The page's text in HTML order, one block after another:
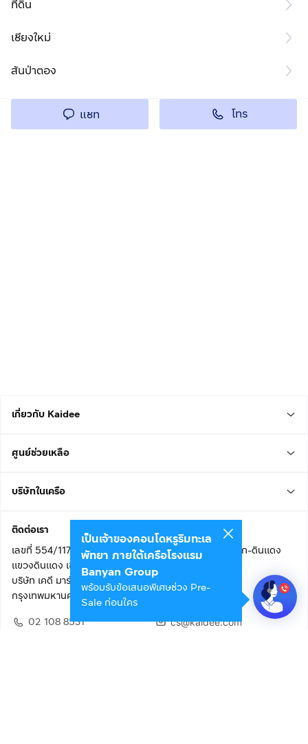
ที่ดิน
เชียงใหม่
สันป่าตอง
แชท โทร
เกี่ยวกับ Kaidee
ศูนย์ช่วยเหลือ
บริษัทในเครือ
ติดต่อเรา
เลขที่ 554/117 อาคารสกายไนน์ เซ็นเตอร์ ชั้น 22 ถนนอโศก-ดินแดง
แขวงดินแดง เขตดินแดง
บริษัท เคดี มาร์เก็ตเพลส จำกัด (สำนักงานใหญ่)
กรุงเทพมหานคร 10400
02 108 8531
cs@kaidee.com
เป็นเจ้าของคอนโดหรูริมทะเล
พัทยา ภายใต้เครือโรงแรม
Banyan Group
พร้อมรับข้อเสนอพิเศษช่วง Pre-
Sale ก่อนใคร